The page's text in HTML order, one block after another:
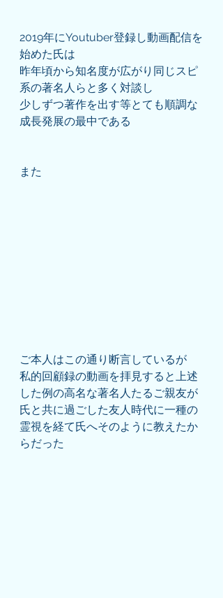
2019年にYoutuber登録し動画配信を
始めた氏は
昨年頃から知名度が広がり同じスピ
系の著名人らと多く対談し
少しずつ著作を出す等とても順調な
成長発展の最中である
また
ご本人はこの通り断言しているが
私的回顧録の動画を拝見すると上述
した例の高名な著名人たるご親友が
氏と共に過ごした友人時代に一種の
霊視を経て氏へそのように教えたか
らだった